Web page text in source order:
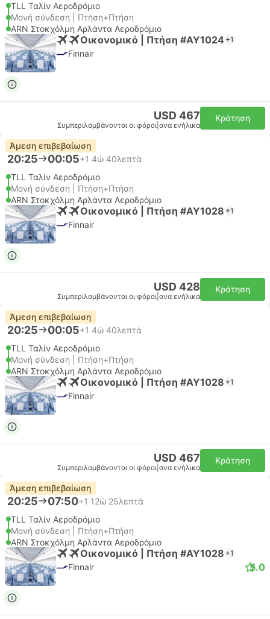
TLL Ταλίν Αεροδρόμιο
Μονή σύνδεση | Πτήση+Πτήση
ARN Στοκχόλμη Αρλάντα Αεροδρόμιο
Οικονομικό | Πτήση #AY1024 +1
Finnair
USD 467
Συμπεριλαμβάνονται οι φόροι ανα ενήλικα
Κράτηση
Άμεση επιβεβαίωση
20:25 00:05+1 4ώ 40λεπτά
TLL Ταλίν Αεροδρόμιο
Μονή σύνδεση | Πτήση+Πτήση
ARN Στοκχόλμη Αρλάντα Αεροδρόμιο
Οικονομικό | Πτήση #AY1028 +1
Finnair
USD 428
Συμπεριλαμβάνονται οι φόροι ανα ενήλικα
Κράτηση
Άμεση επιβεβαίωση
20:25 00:05+1 4ώ 40λεπτά
TLL Ταλίν Αεροδρόμιο
Μονή σύνδεση | Πτήση+Πτήση
ARN Στοκχόλμη Αρλάντα Αεροδρόμιο
Οικονομικό | Πτήση #AY1028 +1
Finnair
USD 467
Συμπεριλαμβάνονται οι φόροι ανα ενήλικα
Κράτηση
Άμεση επιβεβαίωση
20:25 07:50+1 12ώ 25λεπτά
TLL Ταλίν Αεροδρόμιο
Μονή σύνδεση | Πτήση+Πτήση
ARN Στοκχόλμη Αρλάντα Αεροδρόμιο
Οικονομικό | Πτήση #AY1028 +1
Finnair 5.0